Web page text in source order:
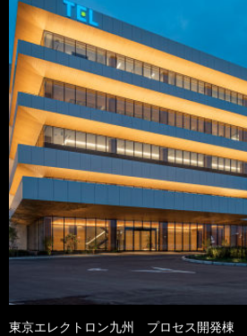
東京エレクトロン九州 プロセス開発棟